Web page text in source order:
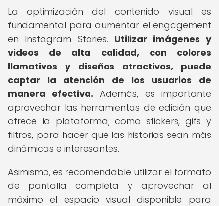
La optimización del contenido visual es
fundamental para aumentar el engagement
en Instagram Stories. Utilizar imágenes y
videos de alta calidad, con colores
llamativos y diseños atractivos, puede
captar la atención de los usuarios de
manera efectiva. Además, es importante
aprovechar las herramientas de edición que
ofrece la plataforma, como stickers, gifs y
filtros, para hacer que las historias sean más
dinámicas e interesantes.
Asimismo, es recomendable utilizar el formato
de pantalla completa y aprovechar al
máximo el espacio visual disponible para